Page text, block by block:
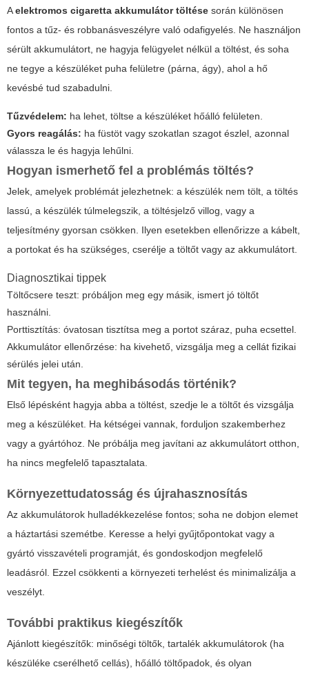
Aelektromos cigaretta akkumulátor töltése során különösen
fontos a tűz- és robbanásveszélyre való odafigyelés. Ne használjon
sérült akkumulátort, ne hagyja felügyelet nélkül a töltést, és soha
ne tegye a készüléket puha felületre (párna, ágy), ahol a hő
kevésbé tud szabadulni.
Tűzvédelem: ha lehet, töltse a készüléket hőálló felületen.
Gyors reagálás: ha füstöt vagy szokatlan szagot észlel, azonnal
válassza le és hagyja lehűlni.
Hogyan ismerhető fel a problémás töltés?
Jelek, amelyek problémát jelezhetnek: a készülék nem tölt, a töltés
lassú, a készülék túlmelegszik, a töltésjelző villog, vagy a
teljesítmény gyorsan csökken. Ilyen esetekben ellenőrizze a kábelt,
a portokat és ha szükséges, cserélje a töltőt vagy az akkumulátort.
Diagnosztikai tippek
Töltőcsere teszt: próbáljon meg egy másik, ismert jó töltőt
használni.
Porttisztítás: óvatosan tisztítsa meg a portot száraz, puha ecsettel.
Akkumulátor ellenőrzése: ha kivehető, vizsgálja meg a cellát fizikai
sérülés jelei után.
Mit tegyen, ha meghibásodás történik?
Első lépésként hagyja abba a töltést, szedje le a töltőt és vizsgálja
meg a készüléket. Ha kétségei vannak, forduljon szakemberhez
vagy a gyártóhoz. Ne próbálja meg javítani az akkumulátort otthon,
ha nincs megfelelő tapasztalata.
Környezettudatosság és újrahasznosítás
Az akkumulátorok hulladékkezelése fontos; soha ne dobjon elemet
a háztartási szemétbe. Keresse a helyi gyűjtőpontokat vagy a
gyártó visszavételi programját, és gondoskodjon megfelelő
leadásról. Ezzel csökkenti a környezeti terhelést és minimalizálja a
veszélyt.
További praktikus kiegészítők
Ajánlott kiegészítők: minőségi töltők, tartalék akkumulátorok (ha
készüléke cserélhető cellás), hőálló töltőpadok, és olyan